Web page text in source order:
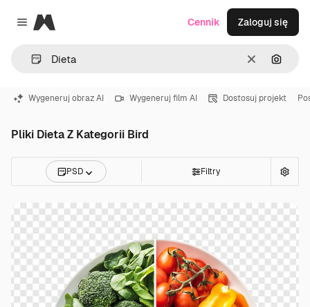
Close menu
Magnific
WyczyśćSzukaj
Cennik Zaloguj się
Wygeneruj obraz AI Wygeneruj film AI Dostosuj projekt
Pliki Dieta Z Kategorii Bird
PSD Filtry